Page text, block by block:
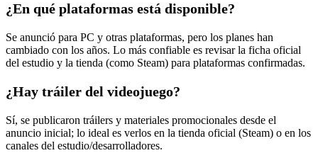
¿En qué plataformas está disponible?
Se anunció para PC y otras plataformas, pero los planes han
cambiado con los años. Lo más confiable es revisar la ficha oficial
del estudio y la tienda (como Steam) para plataformas confirmadas.
¿Hay tráiler del videojuego?
Sí, se publicaron tráilers y materiales promocionales desde el
anuncio inicial; lo ideal es verlos en la tienda oficial (Steam) o en los
canales del estudio/desarrolladores.